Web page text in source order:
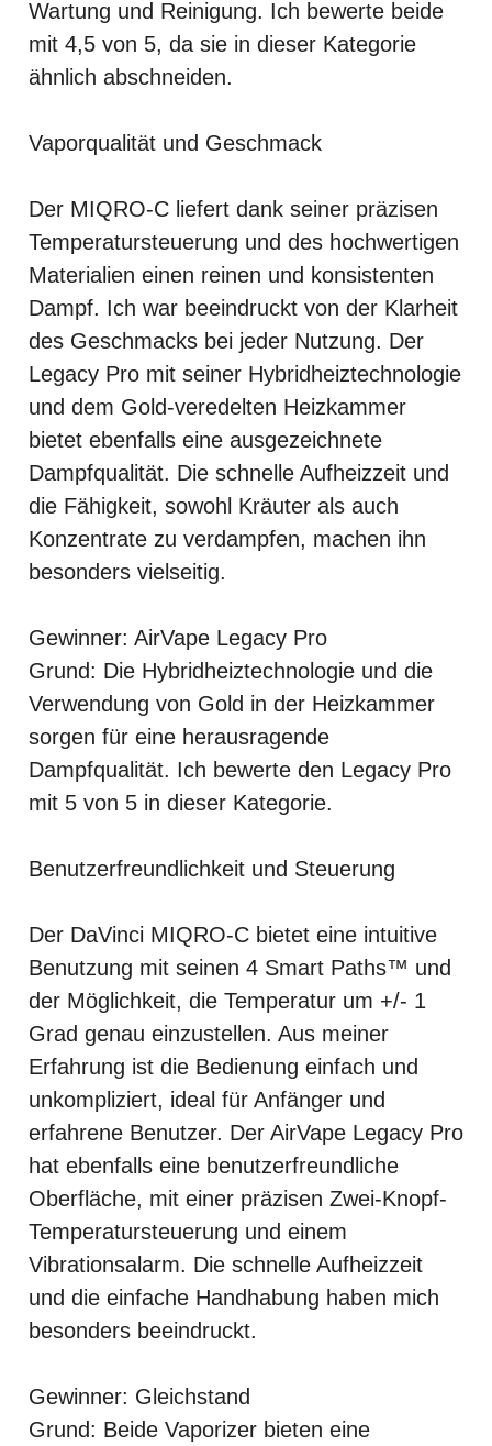
Wartung und Reinigung. Ich bewerte beide
mit 4,5 von 5, da sie in dieser Kategorie
ähnlich abschneiden.
Vaporqualität und Geschmack
Der MIQRO-C liefert dank seiner präzisen
Temperatursteuerung und des hochwertigen
Materialien einen reinen und konsistenten
Dampf. Ich war beeindruckt von der Klarheit
des Geschmacks bei jeder Nutzung. Der
Legacy Pro mit seiner Hybridheiztechnologie
und dem Gold-veredelten Heizkammer
bietet ebenfalls eine ausgezeichnete
Dampfqualität. Die schnelle Aufheizzeit und
die Fähigkeit, sowohl Kräuter als auch
Konzentrate zu verdampfen, machen ihn
besonders vielseitig.
Gewinner: AirVape Legacy Pro
Grund: Die Hybridheiztechnologie und die
Verwendung von Gold in der Heizkammer
sorgen für eine herausragende
Dampfqualität. Ich bewerte den Legacy Pro
mit 5 von 5 in dieser Kategorie.
Benutzerfreundlichkeit und Steuerung
Der DaVinci MIQRO-C bietet eine intuitive
Benutzung mit seinen 4 Smart Paths™ und
der Möglichkeit, die Temperatur um +/- 1
Grad genau einzustellen. Aus meiner
Erfahrung ist die Bedienung einfach und
unkompliziert, ideal für Anfänger und
erfahrene Benutzer. Der AirVape Legacy Pro
hat ebenfalls eine benutzerfreundliche
Oberfläche, mit einer präzisen Zwei-Knopf-
Temperatursteuerung und einem
Vibrationsalarm. Die schnelle Aufheizzeit
und die einfache Handhabung haben mich
besonders beeindruckt.
Gewinner: Gleichstand
Grund: Beide Vaporizer bieten eine